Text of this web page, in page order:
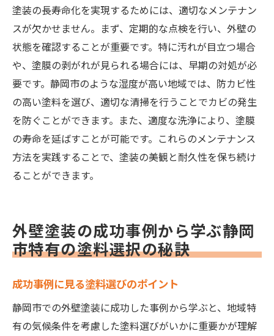
塗装の長寿命化を実現するためには、適切なメンテナン
スが欠かせません。まず、定期的な点検を行い、外壁の
状態を確認することが重要です。特に汚れが目立つ場合
や、塗膜の剥がれが見られる場合には、早期の対処が必
要です。静岡市のような湿度が高い地域では、防カビ性
の高い塗料を選び、適切な清掃を行うことでカビの発生
を防ぐことができます。また、適度な洗浄により、塗膜
の寿命を延ばすことが可能です。これらのメンテナンス
方法を実践することで、塗装の美観と耐久性を保ち続け
ることができます。
外壁塗装の成功事例から学ぶ静岡
市特有の塗料選択の秘訣
成功事例に見る塗料選びのポイント
静岡市での外壁塗装に成功した事例から学ぶと、地域特
有の気候条件を考慮した塗料選びがいかに重要かが理解